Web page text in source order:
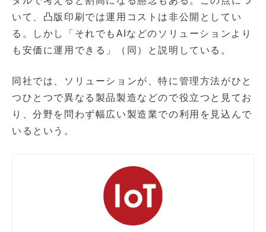
いて、凸版印刷では運用コストは非公開としてい
る。しかし「それでもAIなどのソリューションより
も安価に運用できる」（同）と説明している。
同社では、ソリューションが、特に管理方法がひと
つひとつで異なる製品製造などので役立つと見てお
り、分野を問わず幅広い製造業での利用を見込んで
いるという。